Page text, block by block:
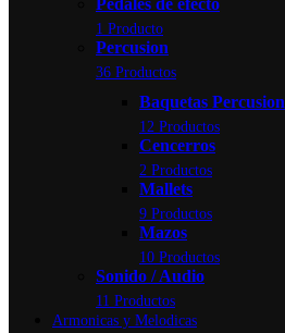
1 Producto
Percusion
36 Productos
Baquetas Percusion
12 Productos
Cencerros
2 Productos
Mallets
9 Productos
Mazos
10 Productos
Sonido / Audio
11 Productos
Armonicas y Melodicas